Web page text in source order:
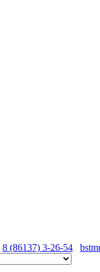
8 (86137) 3-26-54